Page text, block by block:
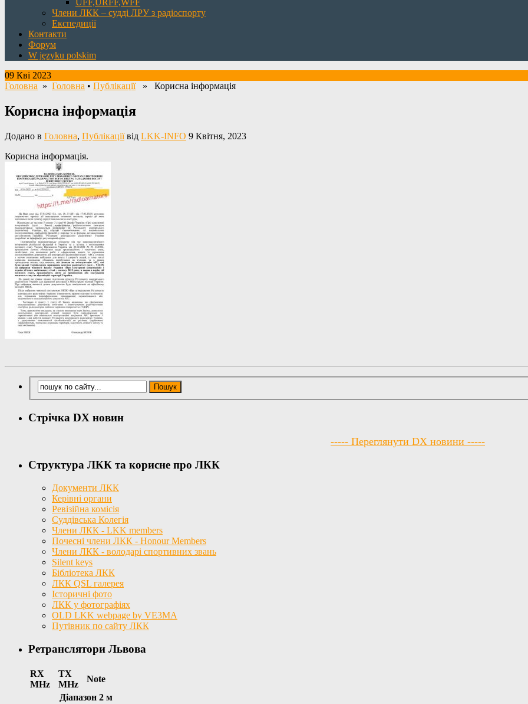
Члени ЛКК – судді ЛРУ з радіоспорту
Експедиції
Контакти
Форум
W języku polskim
09 Кві 2023
Головна » Головна • Публікації» Корисна інформація
Корисна інформація
Додано в Головна, Публікаціївід LKK-INFO 9 Квітня, 2023
Корисна інформація.
Стрічка DX новин
----- Переглянути DX новини -----
Структура ЛКК та корисне про ЛКК
Документи ЛКК
Керівні органи
Ревізійна комісія
Суддівська Колегія
Члени ЛКК - LKK members
Почесні члени ЛКК - Honour Members
Члени ЛКК - володарі спортивних звань
Silent keys
Бібліотека ЛКК
ЛКК QSL галерея
Історичні фото
ЛКК у фотографіях
OLD LKK webpage by VE3MA
Путівник по сайту ЛКК
Ретранслятори Львова
RX
MHz
TX
MHz
Note
Діапазон 2 м